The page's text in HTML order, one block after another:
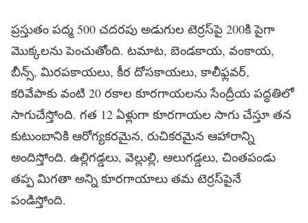
ప్రస్తుతం పద్మ 500 చదరపు అడుగుల టెర్రస్‌పై 200కి పైగా
మొక్కలను పెంచుతోంది. టమాట, బెండకాయ, వంకాయ,
బీన్స్, మిరపకాయలు, కీర దోసకాయలు, కాలీఫ్లవర్,
కరివేపాకు వంటి 20 రకాల కూరగాయలను సేంద్రీయ పద్ధతిలో
సాగుచేస్తోంది. గత 12 ఏళ్లుగా కూరగాయల సాగు చేస్తూ తన
కుటుంబానికి ఆరోగ్యకరమైన, రుచికరమైన ఆహారాన్ని
అందిస్తోంది. ఉల్లిగడ్డలు, వెల్లుల్లి, ఆలుగడ్డలు, చింతపండు
తప్ప మిగతా అన్ని కూరగాయాలు తమ టెర్రస్‌పైనే
పండిస్తోంది.